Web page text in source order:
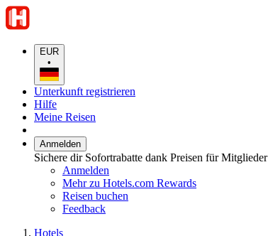
EUR
•
Unterkunft registrieren
Hilfe
Meine Reisen
Anmelden
Sichere dir Sofortrabatte dank Preisen für Mitglieder
Anmelden
Mehr zu Hotels.com Rewards
Reisen buchen
Feedback
Hotels